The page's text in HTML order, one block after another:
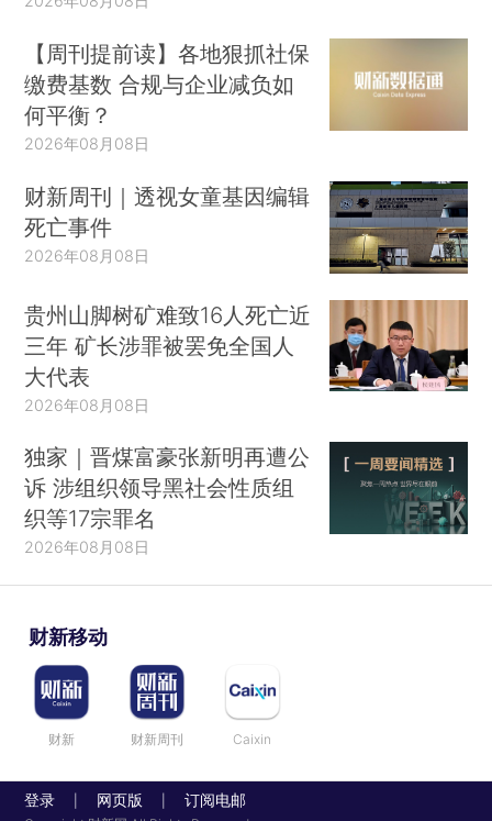
【周刊提前读】各地狠抓社保
缴费基数 合规与企业减负如
何平衡？
2026年08月08日
财新周刊｜透视女童基因编辑
死亡事件
2026年08月08日
贵州山脚树矿难致16人死亡近
三年 矿长涉罪被罢免全国人
大代表
2026年08月08日
独家｜晋煤富豪张新明再遭公
诉 涉组织领导黑社会性质组
织等17宗罪名
2026年08月08日
财新移动
财新 财新周刊 Caixin
登录 网页版 订阅电邮